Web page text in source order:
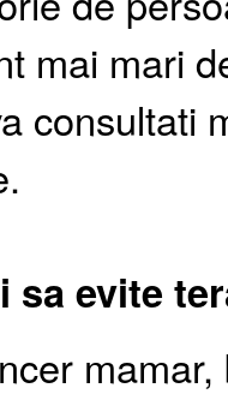
mai mari
consultati
sa evite